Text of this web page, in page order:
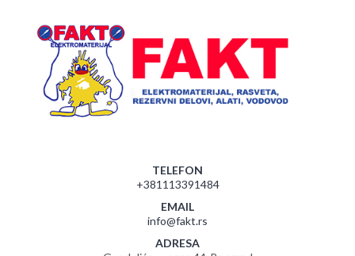
TELEFON
+381113391484
EMAIL
info@fakt.rs
ADRESA